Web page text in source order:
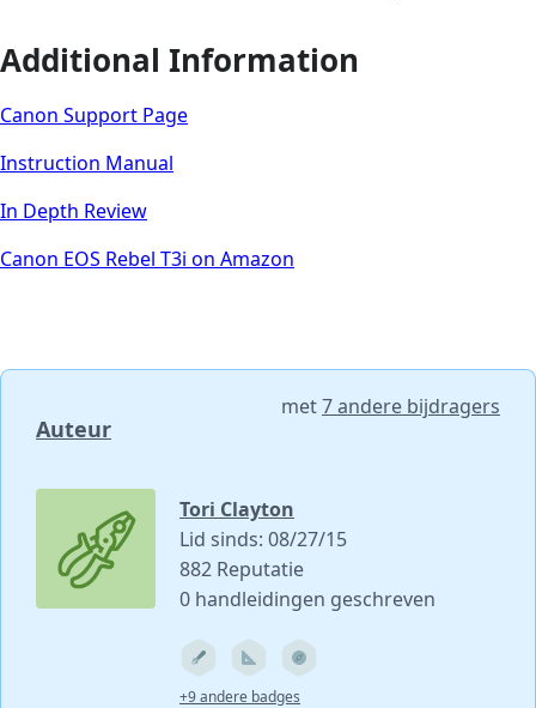
Additional Information
Canon Support Page
Instruction Manual
In Depth Review
Canon EOS Rebel T3i on Amazon
Auteur
met7 andere bijdragers
Tori Clayton
Lid sinds: 08/27/15
882 Reputatie
0 handleidingen geschreven
+9 andere badges